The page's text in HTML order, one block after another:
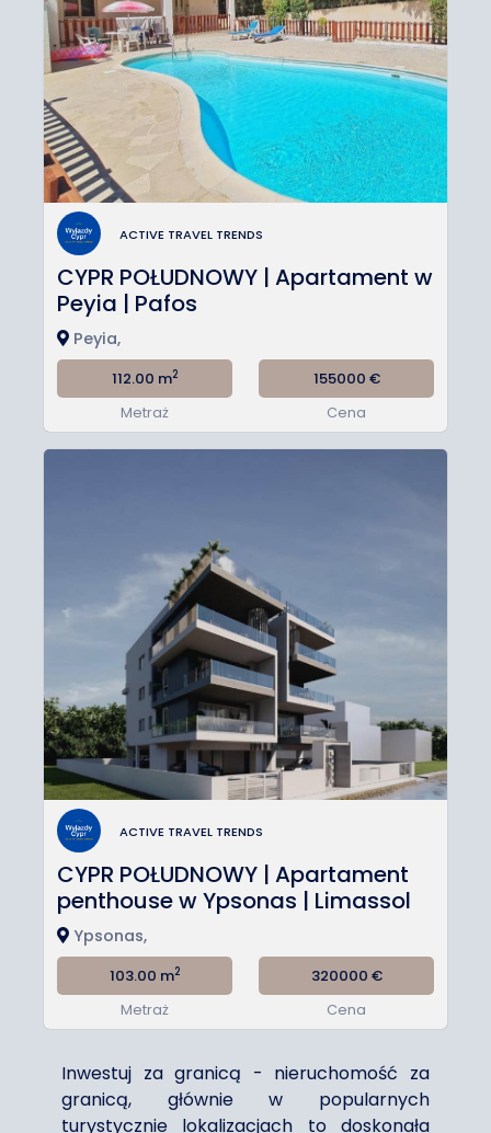
ACTIVE TRAVEL TRENDS
CYPR POŁUDNOWY | Apartament w
Peyia | Pafos
Peyia,
112.00 m2
Metraż
155000 €
Cena
ACTIVE TRAVEL TRENDS
CYPR POŁUDNOWY | Apartament
penthouse w Ypsonas | Limassol
Ypsonas,
103.00 m2
Metraż
320000 €
Cena
Inwestuj za granicą - nieruchomość za
granicą, głównie w popularnych
turystycznie lokalizacjach to doskonała